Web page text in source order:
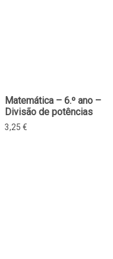
Matemática – 6.º ano –
Divisão de potências
3,25 €